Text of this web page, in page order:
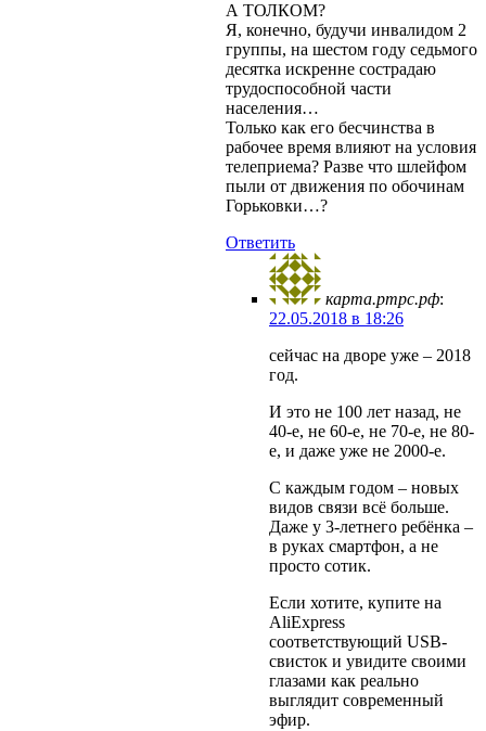
А ТОЛКОМ?
Я, конечно, будучи инвалидом 2
группы, на шестом году седьмого
десятка искренне сострадаю
трудоспособной части
населения…
Только как его бесчинства в
рабочее время влияют на условия
телеприема? Разве что шлейфом
пыли от движения по обочинам
Горьковки…?
Ответить
карта.ртрс.рф:
22.05.2018 в 18:26
сейчас на дворе уже – 2018
год.
И это не 100 лет назад, не
40-е, не 60-е, не 70-е, не 80-
е, и даже уже не 2000-е.
С каждым годом – новых
видов связи всё больше.
Даже у 3-летнего ребёнка –
в руках смартфон, а не
просто сотик.
Если хотите, купите на
AliExpress
соответствующий USB-
свисток и увидите своими
глазами как реально
выглядит современный
эфир.